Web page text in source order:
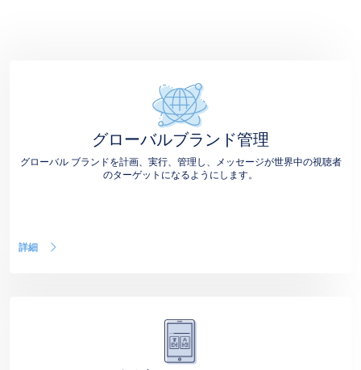
グローバルブランド管理
グローバル ブランドを計画、実行、管理し、メッセージが世界中の視聴者
のターゲットになるようにします。
詳細